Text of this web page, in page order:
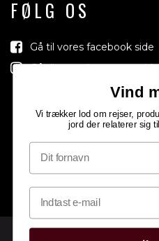
Vind
Vi trækker lod om rejser,
jord der relaterer sig
FØLG OS
Gå til vores facebook side
Gå til vores Instagram side